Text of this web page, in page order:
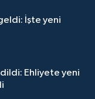
İşte yeni
Ehliyete yeni